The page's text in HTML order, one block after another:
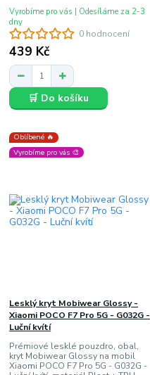
0 hodnocení
439 Kč
Vyrobíme pro vás | Odesíláme za 2-3
dny
🛒 Do košíku
Oblíbené 🔥
Vyrobíme pro vás 🎨
Lesklý kryt Mobiwear Glossy -
Xiaomi POCO F7 Pro 5G - G032G -
Luční kvítí
Prémiové lesklé pouzdro, obal,
kryt Mobiwear Glossy na mobil
Xiaomi POCO F7 Pro 5G - G032G -